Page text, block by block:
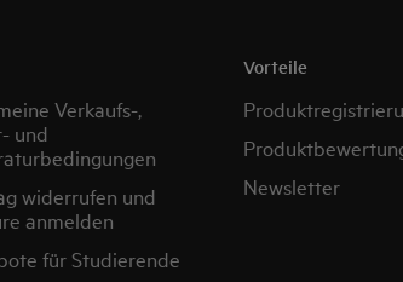
Verkaufs-,
und
widerrufen und
anmelden
für Studierende
Vorteile
Newsletter